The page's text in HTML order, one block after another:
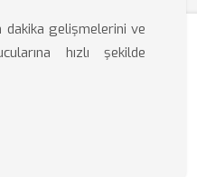
dakika gelişmelerini ve
hızlı şekilde